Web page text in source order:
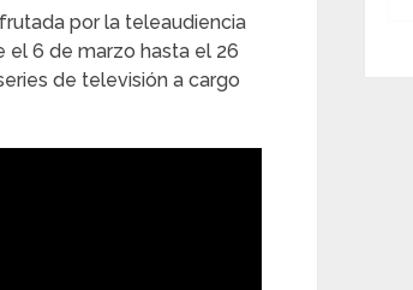
por la teleaudiencia
el 6 de marzo hasta el 26
de televisión a cargo